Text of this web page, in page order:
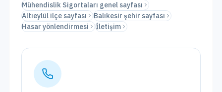
Mühendislik Sigortaları genel sayfası
Altıeylül ilçe sayfası
Balıkesir şehir sayfası
Hasar yönlendirmesi
İletişim